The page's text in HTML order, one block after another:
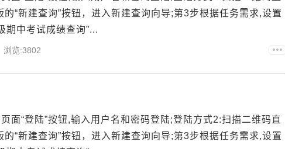
“新建查询”按钮，进入新建查询向导;第3步根据任务需求,设置
期中考试成绩查询”...
浏览:3802
面“登陆”按钮,输入用户名和密码登陆;登陆方式2:扫描二维码直
“新建查询”按钮，进入新建查询向导;第3步根据任务需求,设置